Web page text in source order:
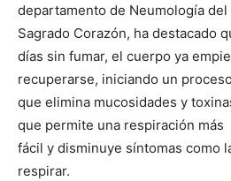
departamento de Neumología
Sagrado Corazón, ha destacado
días sin fumar, el cuerpo ya
recuperarse, iniciando un
que elimina mucosidades y
que permite una respiración más
fácil y disminuye síntomas como
respirar.